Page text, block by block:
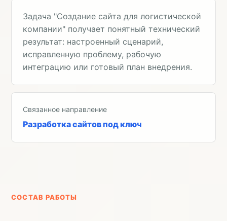
Задача "Создание сайта для логистической
компании" получает понятный технический
результат: настроенный сценарий,
исправленную проблему, рабочую
интеграцию или готовый план внедрения.
Связанное направление
Разработка сайтов под ключ
СОСТАВ РАБОТЫ